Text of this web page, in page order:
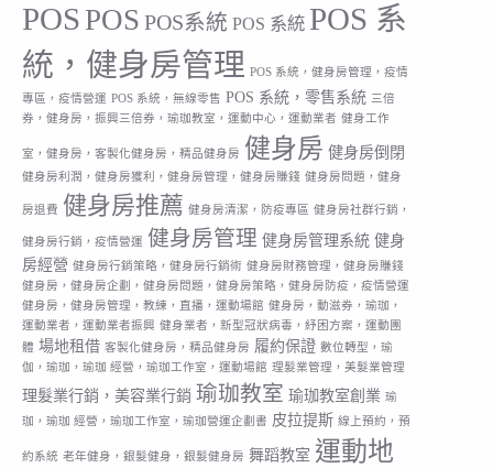
POS POS POS系統 POS 系統 POS 系
統，健身房管理 POS 系統，健身房管理，疫情
專區，疫情營運 POS 系統，無線零售 POS 系統，零售系統 三倍
券，健身房，振興三倍券，瑜珈教室，運動中心，運動業者 健身工作
室，健身房，客製化健身房，精品健身房 健身房 健身房倒閉
健身房利潤，健身房獲利，健身房管理，健身房賺錢 健身房問題，健身
房退費 健身房推薦 健身房清潔，防疫專區 健身房社群行銷，
健身房行銷，疫情營運 健身房管理 健身房管理系統 健身
房經營 健身房行銷策略，健身房行銷術 健身房財務管理，健身房賺錢
健身房，健身房企劃，健身房問題，健身房策略，健身房防疫，疫情營運
健身房，健身房管理，教練，直播，運動場館 健身房，動滋券，瑜珈，
運動業者，運動業者振興 健身業者，新型冠狀病毒，紓困方案，運動團
體 場地租借 客製化健身房，精品健身房 履約保證 數位轉型，瑜
伽，瑜珈，瑜珈 經營，瑜珈工作室，運動場館 理髮業管理，美髮業管理
理髮業行銷，美容業行銷 瑜珈教室 瑜珈教室創業 瑜
珈，瑜珈 經營，瑜珈工作室，瑜珈營運企劃書 皮拉提斯 線上預約，預
約系統 老年健身，銀髮健身，銀髮健身房 舞蹈教室 運動地